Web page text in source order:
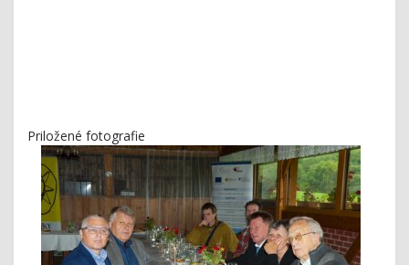
Priložené fotografie